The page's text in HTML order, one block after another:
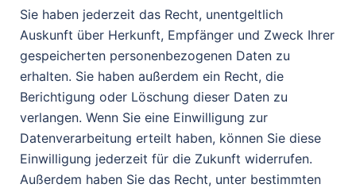
Sie haben jederzeit das Recht, unentgeltlich
Auskunft über Herkunft, Empfänger und Zweck Ihrer
gespeicherten personenbezogenen Daten zu
erhalten. Sie haben außerdem ein Recht, die
Berichtigung oder Löschung dieser Daten zu
verlangen. Wenn Sie eine Einwilligung zur
Datenverarbeitung erteilt haben, können Sie diese
Einwilligung jederzeit für die Zukunft widerrufen.
Außerdem haben Sie das Recht, unter bestimmten